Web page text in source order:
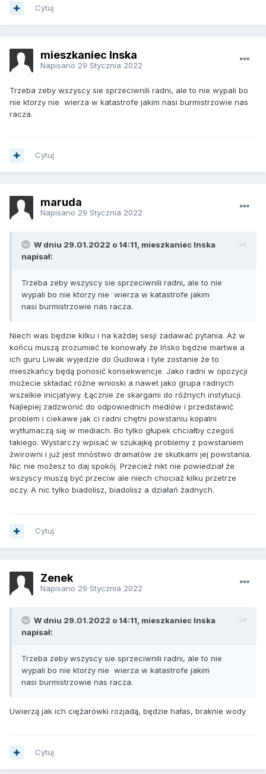
Cytuj
mieszkaniec Inska
Napisano 29 Stycznia 2022
Trzeba zeby wszyscy sie sprzeciwnili radni, ale to nie wypali bo
nie ktorzy nie wierza w katastrofe jakim nasi burmistrzowie nas
racza.
Cytuj
maruda
Napisano 29 Stycznia 2022
W dniu 29.01.2022 o 14:11, mieszkaniec Inska
napisał:
Trzeba zeby wszyscy sie sprzeciwnili radni, ale to nie
wypali bo nie ktorzy nie wierza w katastrofe jakim
nasi burmistrzowie nas racza.
Niech was będzie kilku i na każdej sesji zadawać pytania. Aż w
końcu muszą zrozumieć te konowały że Ińsko będzie martwe a
ich guru Liwak wyjedzie do Gudowa i tyle zostanie że to
mieszkańcy będą ponosić konsekwencje. Jako radni w opozycji
możecie składać różne wnioski a nawet jako grupa radnych
wszelkie inicjatywy. Łącznie ze skargami do różnych instytucji.
Najlepiej zadzwonić do odpowiednich mediów i przedstawić
problem i ciekawe jak ci radni chętni powstaniu kopalni
wytłumaczą się w mediach. Bo tylko głupek chciałby czegoś
takiego. Wystarczy wpisać w szukajkę problemy z powstaniem
żwirowni i już jest mnóstwo dramatów ze skutkami jej powstania.
Nic nie możesz to daj spokój. Przecież nikt nie powiedział że
wszyscy muszą być przeciw ale niech chociaż kilku przetrze
oczy. A nic tylko biadolisz, biadolisz a działań żadnych.
Cytuj
Zenek
Napisano 29 Stycznia 2022
W dniu 29.01.2022 o 14:11, mieszkaniec Inska
napisał:
Trzeba zeby wszyscy sie sprzeciwnili radni, ale to nie
wypali bo nie ktorzy nie wierza w katastrofe jakim
nasi burmistrzowie nas racza.
Uwierzą jak ich ciężarówki rozjadą, będzie hałas, braknie wody
Cytuj